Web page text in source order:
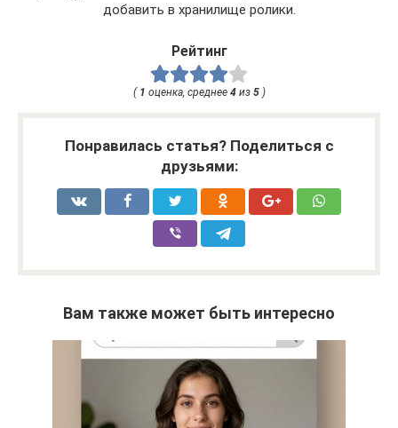
добавить в хранилище ролики.
Рейтинг
( 1 оценка, среднее 4из 5)
Понравилась статья? Поделиться с
друзьями:
Вам также может быть интересно